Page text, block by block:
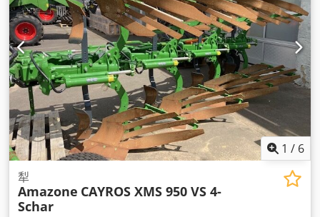
1 / 6
犁
Amazone CAYROS XMS 950 VS 4-
Schar